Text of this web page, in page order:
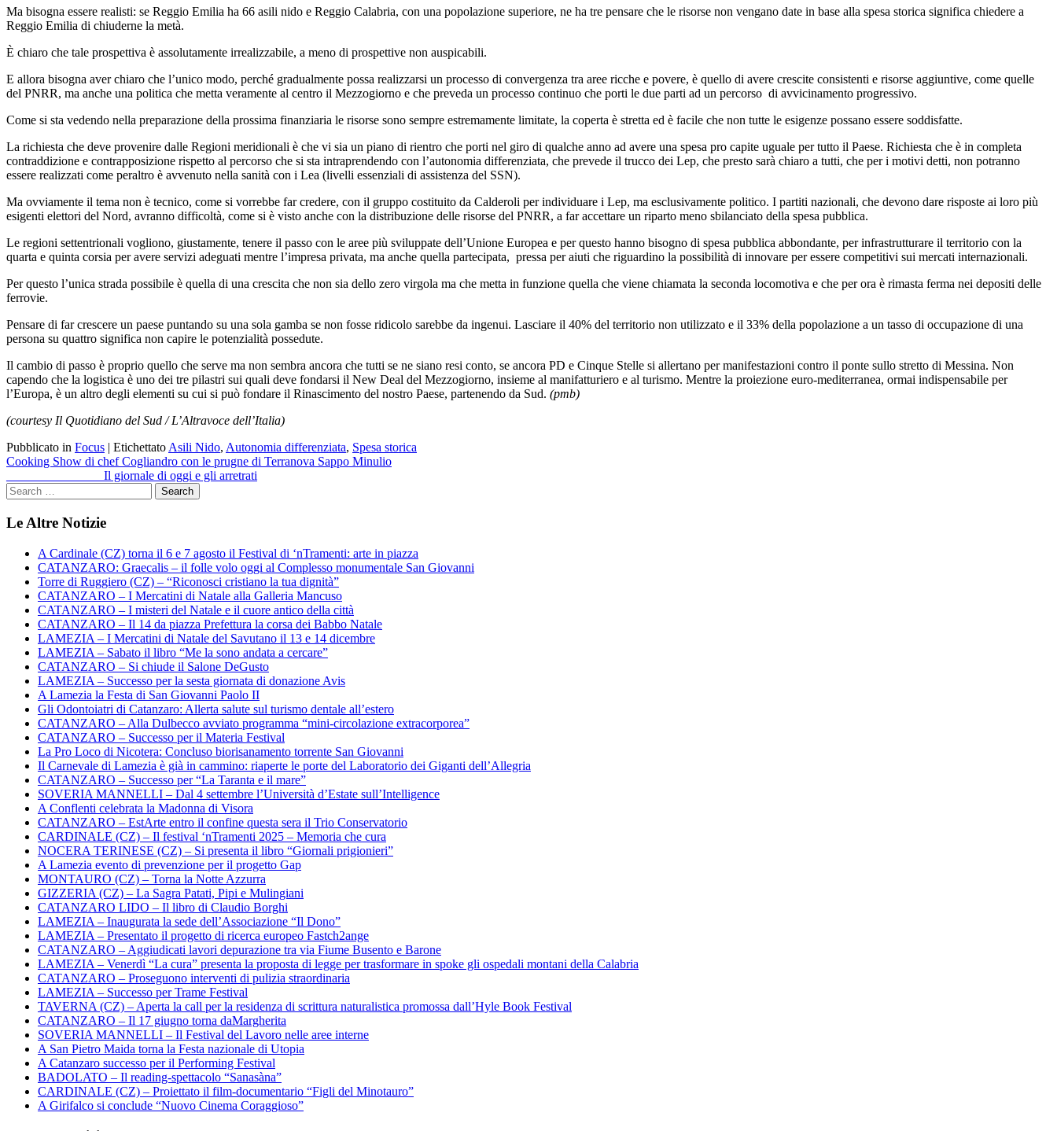
Ma bisogna essere realisti: se Reggio Emilia ha 66 asili nido e Reggio Calabria, con una popolazione superiore, ne ha tre pensare che le risorse non vengano date in base alla spesa storica significa chiedere a
Reggio Emilia di chiuderne la metà.
È chiaro che tale prospettiva è assolutamente irrealizzabile, a meno di prospettive non auspicabili.
E allora bisogna aver chiaro che l’unico modo, perché gradualmente possa realizzarsi un processo di convergenza tra aree ricche e povere, è quello di avere crescite consistenti e risorse aggiuntive, come quelle
del PNRR, ma anche una politica che metta veramente al centro il Mezzogiorno e che preveda un processo continuo che porti le due parti ad un percorso di avvicinamento progressivo.
Come si sta vedendo nella preparazione della prossima finanziaria le risorse sono sempre estremamente limitate, la coperta è stretta ed è facile che non tutte le esigenze possano essere soddisfatte.
La richiesta che deve provenire dalle Regioni meridionali è che vi sia un piano di rientro che porti nel giro di qualche anno ad avere una spesa pro capite uguale per tutto il Paese. Richiesta che è in completa
contraddizione e contrapposizione rispetto al percorso che si sta intraprendendo con l’autonomia differenziata, che prevede il trucco dei Lep, che presto sarà chiaro a tutti, che per i motivi detti, non potranno
essere realizzati come peraltro è avvenuto nella sanità con i Lea (livelli essenziali di assistenza del SSN).
Ma ovviamente il tema non è tecnico, come si vorrebbe far credere, con il gruppo costituito da Calderoli per individuare i Lep, ma esclusivamente politico. I partiti nazionali, che devono dare risposte ai loro più
esigenti elettori del Nord, avranno difficoltà, come si è visto anche con la distribuzione delle risorse del PNRR, a far accettare un riparto meno sbilanciato della spesa pubblica.
Le regioni settentrionali vogliono, giustamente, tenere il passo con le aree più sviluppate dell’Unione Europea e per questo hanno bisogno di spesa pubblica abbondante, per infrastrutturare il territorio con la
quarta e quinta corsia per avere servizi adeguati mentre l’impresa privata, ma anche quella partecipata, pressa per aiuti che riguardino la possibilità di innovare per essere competitivi sui mercati internazionali.
Per questo l’unica strada possibile è quella di una crescita che non sia dello zero virgola ma che metta in funzione quella che viene chiamata la seconda locomotiva e che per ora è rimasta ferma nei depositi delle
ferrovie.
Pensare di far crescere un paese puntando su una sola gamba se non fosse ridicolo sarebbe da ingenui. Lasciare il 40% del territorio non utilizzato e il 33% della popolazione a un tasso di occupazione di una
persona su quattro significa non capire le potenzialità possedute.
Il cambio di passo è proprio quello che serve ma non sembra ancora che tutti se ne siano resi conto, se ancora PD e Cinque Stelle si allertano per manifestazioni contro il ponte sullo stretto di Messina. Non
capendo che la logistica è uno dei tre pilastri sui quali deve fondarsi il New Deal del Mezzogiorno, insieme al manifatturiero e al turismo. Mentre la proiezione euro-mediterranea, ormai indispensabile per
l’Europa, è un altro degli elementi su cui si può fondare il Rinascimento del nostro Paese, partenendo da Sud. (pmb)
(courtesy Il Quotidiano del Sud / L’Altravoce dell’Italia)
Pubblicato in Focus | EtichettatoAsili Nido, Autonomia differenziata, Spesa storica
Navigazione
articoli
Cooking Show di chef Cogliandro con le prugne di Terranova Sappo Minulio
_______________ Il giornale di oggi e gli arretrati
Le Altre Notizie
A Cardinale (CZ) torna il 6 e 7 agosto il Festival di ‘nTramenti: arte in piazza
CATANZARO: Graecalis – il folle volo oggi al Complesso monumentale San Giovanni
Torre di Ruggiero (CZ) – “Riconosci cristiano la tua dignità”
CATANZARO – I Mercatini di Natale alla Galleria Mancuso
CATANZARO – I misteri del Natale e il cuore antico della città
CATANZARO – Il 14 da piazza Prefettura la corsa dei Babbo Natale
LAMEZIA – I Mercatini di Natale del Savutano il 13 e 14 dicembre
LAMEZIA – Sabato il libro “Me la sono andata a cercare”
CATANZARO – Si chiude il Salone DeGusto
LAMEZIA – Successo per la sesta giornata di donazione Avis
A Lamezia la Festa di San Giovanni Paolo II
Gli Odontoiatri di Catanzaro: Allerta salute sul turismo dentale all’estero
CATANZARO – Alla Dulbecco avviato programma “mini-circolazione extracorporea”
CATANZARO – Successo per il Materia Festival
La Pro Loco di Nicotera: Concluso biorisanamento torrente San Giovanni
Il Carnevale di Lamezia è già in cammino: riaperte le porte del Laboratorio dei Giganti dell’Allegria
CATANZARO – Successo per “La Taranta e il mare”
SOVERIA MANNELLI – Dal 4 settembre l’Università d’Estate sull’Intelligence
A Conflenti celebrata la Madonna di Visora
CATANZARO – EstArte entro il confine questa sera il Trio Conservatorio
CARDINALE (CZ) – Il festival ‘nTramenti 2025 – Memoria che cura
NOCERA TERINESE (CZ) – Si presenta il libro “Giornali prigionieri”
A Lamezia evento di prevenzione per il progetto Gap
MONTAURO (CZ) – Torna la Notte Azzurra
GIZZERIA (CZ) – La Sagra Patati, Pipi e Mulingiani
CATANZARO LIDO – Il libro di Claudio Borghi
LAMEZIA – Inaugurata la sede dell’Associazione “Il Dono”
LAMEZIA – Presentato il progetto di ricerca europeo Fastch2ange
CATANZARO – Aggiudicati lavori depurazione tra via Fiume Busento e Barone
LAMEZIA – Venerdì “La cura” presenta la proposta di legge per trasformare in spoke gli ospedali montani della Calabria
CATANZARO – Proseguono interventi di pulizia straordinaria
LAMEZIA – Successo per Trame Festival
TAVERNA (CZ) – Aperta la call per la residenza di scrittura naturalistica promossa dall’Hyle Book Festival
CATANZARO – Il 17 giugno torna daMargherita
SOVERIA MANNELLI – Il Festival del Lavoro nelle aree interne
A San Pietro Maida torna la Festa nazionale di Utopia
A Catanzaro successo per il Performing Festival
BADOLATO – Il reading-spettacolo “Sanasàna”
CARDINALE (CZ) – Proiettato il film-documentario “Figli del Minotauro”
A Girifalco si conclude “Nuovo Cinema Coraggioso”